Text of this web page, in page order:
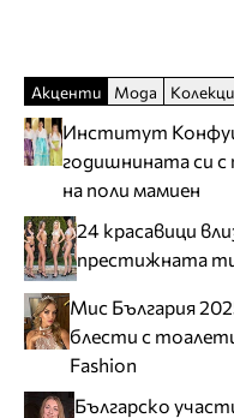
Акценти Мода
Институт
годишнината си
на поли мамиен
24 красавици
престижната
Мис България
блести с
Fashion
Българско